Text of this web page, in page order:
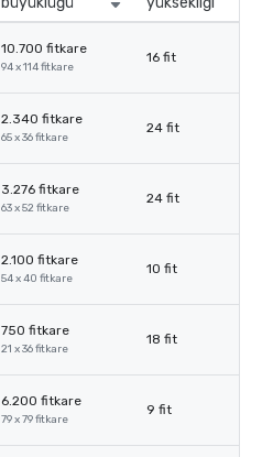
10.700 fitkare
94 x 114 fitkare
16 fit
2.340 fitkare
65 x 36 fitkare
24 fit
3.276 fitkare
63 x 52 fitkare
24 fit
2.100 fitkare
54 x 40 fitkare
10 fit
750 fitkare
21 x 36 fitkare
18 fit
6.200 fitkare
79 x 79 fitkare
9 fit